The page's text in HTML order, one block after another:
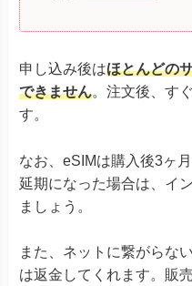
申し込み後はほとんどの
できません。注文後、す
す。
なお、eSIMは購入後3ヶ
延期になった場合は、イ
ましょう。
また、ネットに繋がらな
は返金してくれます。販